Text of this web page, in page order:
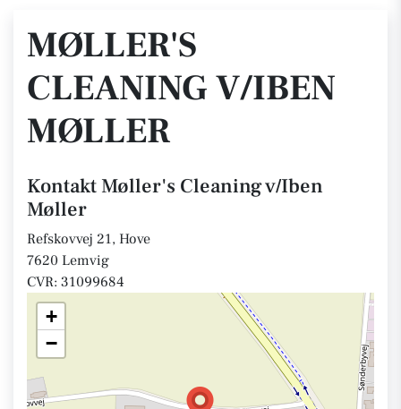
MØLLER'S
CLEANING V/IBEN
MØLLER
Kontakt Møller's Cleaning v/Iben
Møller
Refskovvej 21, Hove
7620 Lemvig
CVR: 31099684
+
−